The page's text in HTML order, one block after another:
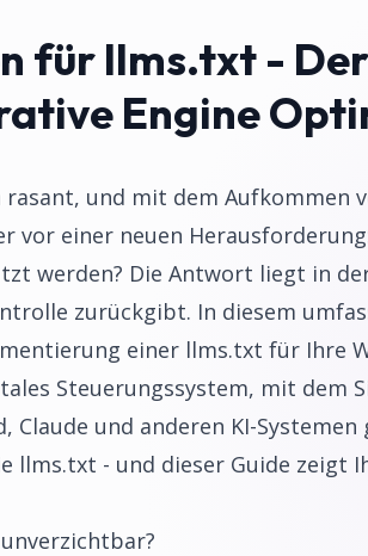
für llms.txt -
Engine
und mit dem Aufkommen
vor einer neuen
werden? Die Antwort liegt in
zurückgibt. In diesem
einer llms.txt für Ihre
Steuerungssystem, mit dem
Claude und anderen KI-
llms.txt - und dieser Guide zeigt